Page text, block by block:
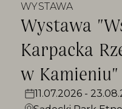
WYSTAWA
Wystawa
Karpacka
w
11.07.2026 -